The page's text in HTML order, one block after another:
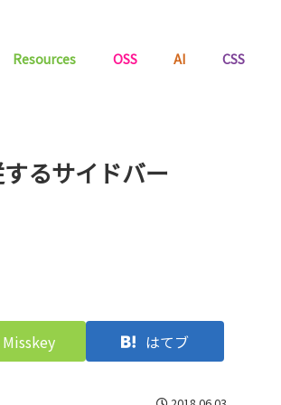
Resources OSS AI CSS
るサイドバー
Misskey はてブ